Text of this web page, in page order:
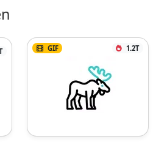
GIF 1.2T